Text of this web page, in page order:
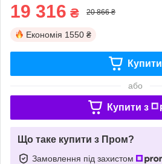
19 316 ₴ 20 866 ₴
Економія 1550 ₴
Купити
або
Купити з
Що таке купити з Пром?
Замовлення під захистом